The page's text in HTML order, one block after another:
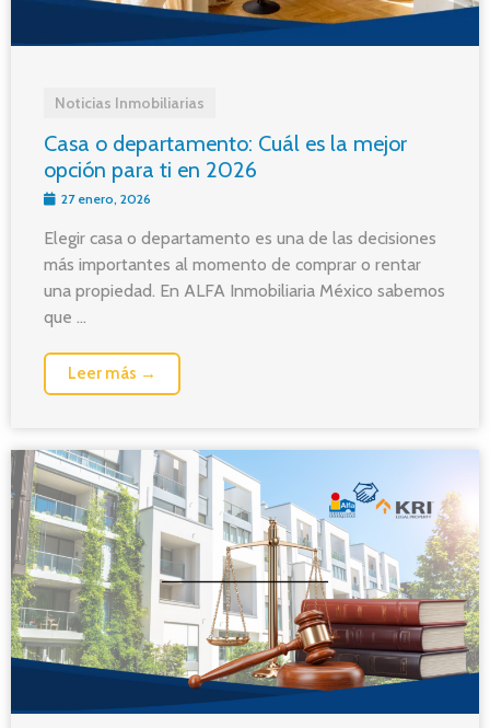
Noticias Inmobiliarias
Casa o departamento: Cuál es la mejor
opción para ti en 2026
27 enero, 2026
Elegir casa o departamento es una de las decisiones
más importantes al momento de comprar o rentar
una propiedad. En ALFA Inmobiliaria México sabemos
que ...
Leer más →